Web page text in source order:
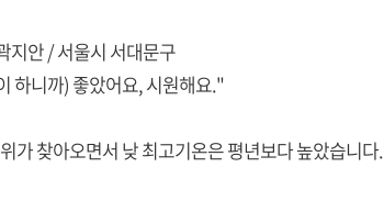
지안 / 서울시 서대문구
하니까) 좋았어요, 시원해요."
가 찾아오면서 낮 최고기온은 평년보다 높았습니다.